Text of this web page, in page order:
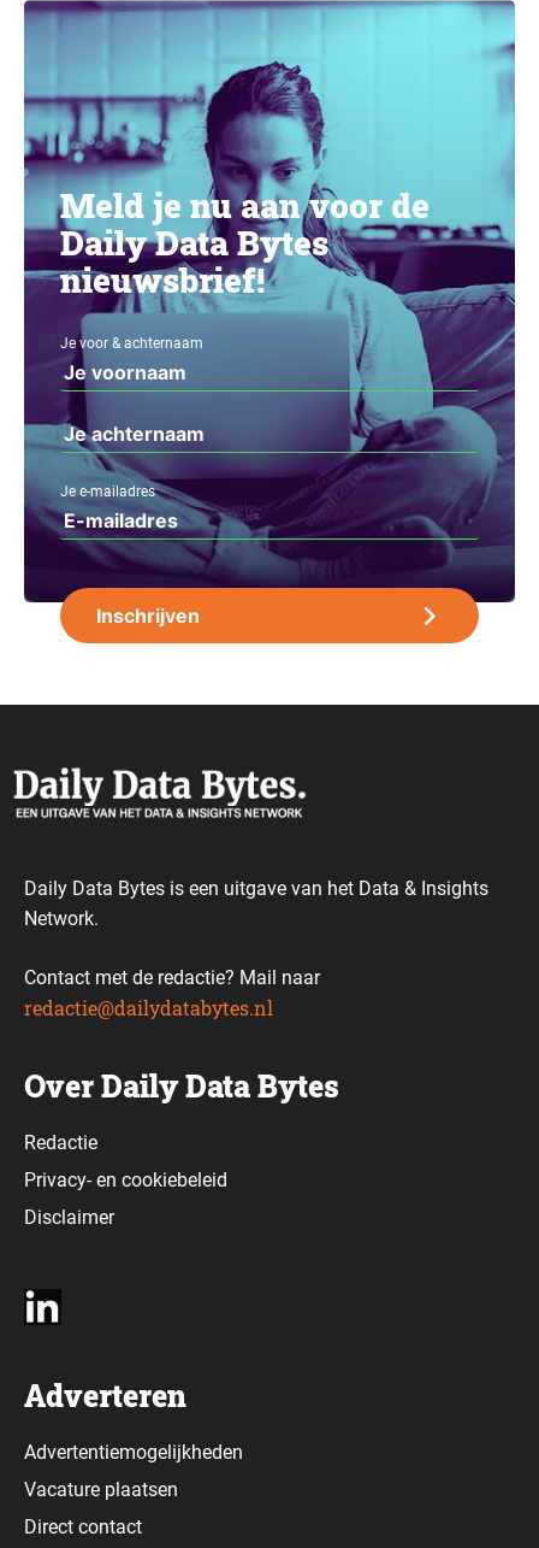
Meld je nu aan voor de
Daily Data Bytes
nieuwsbrief!
Je voor & achternaam
Je e-mailadres
Daily Data Bytes is een uitgave van het Data & Insights
Network.
Contact met de redactie? Mail naar
redactie@dailydatabytes.nl
Over Daily Data Bytes
Redactie
Privacy-en cookiebeleid
Disclaimer
Adverteren
Advertentiemogelijkheden
Vacature plaatsen
Direct contact